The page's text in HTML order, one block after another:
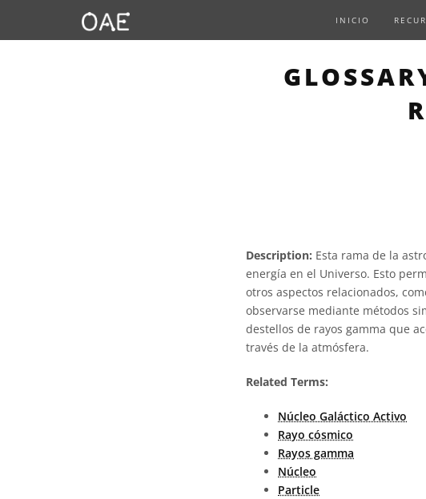
INICIO
Description: Esta rama de la
energía en el Universo. Esto
otros aspectos relacionados,
observarse mediante métodos
destellos de rayos gamma que
través de la atmósfera.
Related Terms:
Núcleo Galáctico Activo
Rayo cósmico
Rayos gamma
Núcleo
Particle